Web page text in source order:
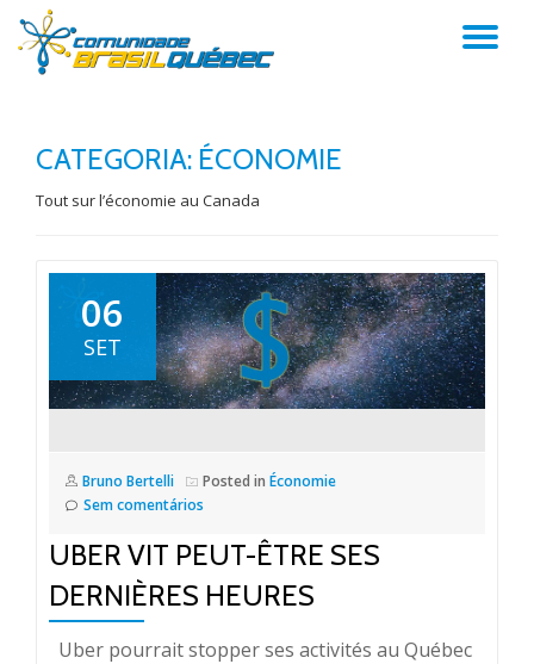
CATEGORIA: ÉCONOMIE
Tout sur l’économie au Canada
06
SET
Bruno Bertelli Posted in Économie
Sem comentários
UBER VIT PEUT-ÊTRE SES
DERNIÈRES HEURES
Uber pourrait stopper ses activités au Québec